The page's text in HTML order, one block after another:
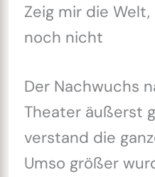
Zeig mir die
noch nicht
Der Nachwuchs
Theater äußerst
verstand die
Umso größer